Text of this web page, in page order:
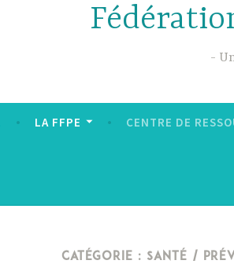
LA FFPE CENTRE DE
CATÉGORIE : SANTÉ /